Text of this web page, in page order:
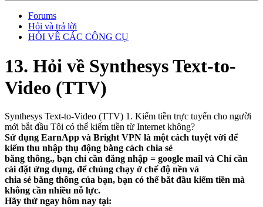
Forums
Hỏi và trả lời
HỎI VỀ CÁC CÔNG CỤ
13. Hỏi về Synthesys Text-to-
Video (TTV)
Synthesys Text-to-Video (TTV) 1. Kiếm tiền trực tuyến cho người
mới bắt đầu Tôi có thể kiếm tiền từ Internet không?
Sử dụng EarnApp và Bright VPN là một cách tuyệt vời để
kiếm thu nhập thụ động bằng cách chia sẻ
băng thông., bạn chỉ cần đăng nhập = google mail và Chỉ cần
cài đặt ứng dụng, để chúng chạy ở chế độ nền và
chia sẻ băng thông của bạn, bạn có thể bắt đầu kiếm tiền mà
không cần nhiều nỗ lực.
Hãy thử ngay hôm nay tại: